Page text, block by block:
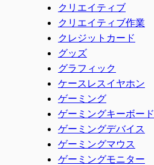
クリエイティブ
クリエイティブ作業
クレジットカード
グッズ
グラフィック
ケースレスイヤホン
ゲーミング
ゲーミングキーボード
ゲーミングデバイス
ゲーミングマウス
ゲーミングモニター